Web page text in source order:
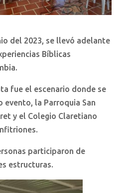
del 2023, se llevó adelante
Bíblicas
fue el escenario donde se
evento, la Parroquia San
y el Colegio Claretiano
participaron de
estructuras.